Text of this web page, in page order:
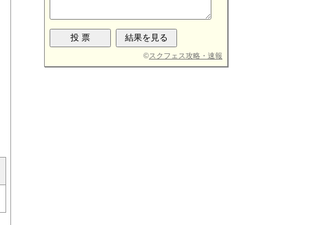
©スクフェス攻略・速報